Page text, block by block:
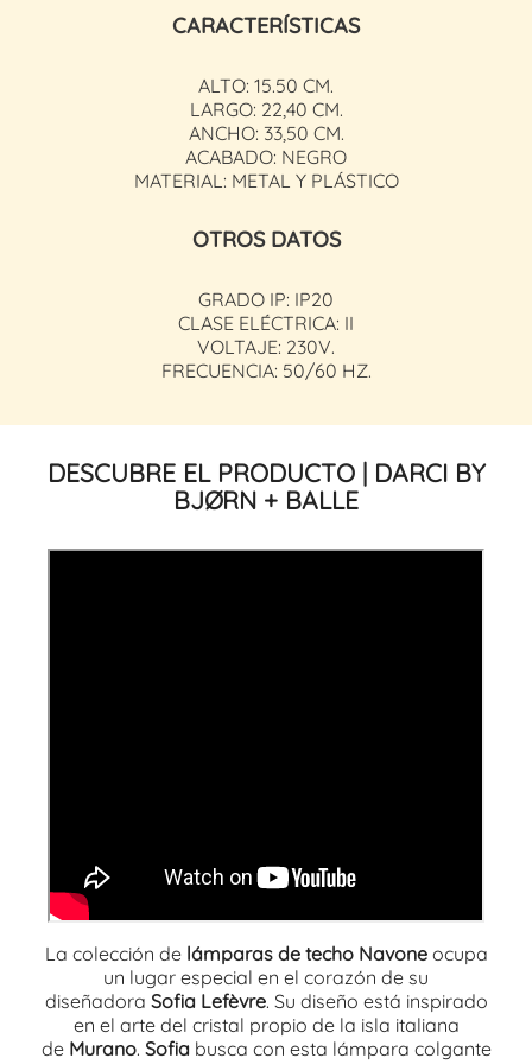
CARACTERÍSTICAS
ALTO: 15.50 CM.
LARGO: 22,40 CM.
ANCHO: 33,50 CM.
ACABADO: NEGRO
MATERIAL: METAL Y PLÁSTICO
OTROS DATOS
GRADO IP: IP20
CLASE ELÉCTRICA: II
VOLTAJE: 230V.
FRECUENCIA: 50/60 HZ.
DESCUBRE EL PRODUCTO | DARCI BY
BJØRN + BALLE
La colección de lámparas de techo Navoneocupa
un lugar especial en el corazón de su
diseñadora Sofia Lefèvre. Su diseño está inspirado
en el arte del cristal propio de la isla italiana
de Murano. Sofiabusca con esta lámpara colgante